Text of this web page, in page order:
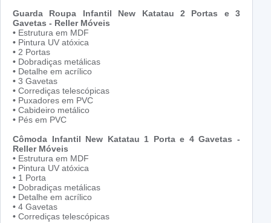
Guarda Roupa Infantil New Katatau 2 Portas e 3
Gavetas - Reller Móveis
• Estrutura em MDF
• Pintura UV atóxica
• 2 Portas
• Dobradiças metálicas
• Detalhe em acrílico
• 3 Gavetas
• Corrediças telescópicas
• Puxadores em PVC
• Cabideiro metálico
• Pés em PVC
Cômoda Infantil New Katatau 1 Porta e 4 Gavetas -
Reller Móveis
• Estrutura em MDF
• Pintura UV atóxica
• 1 Porta
• Dobradiças metálicas
• Detalhe em acrílico
• 4 Gavetas
• Corrediças telescópicas